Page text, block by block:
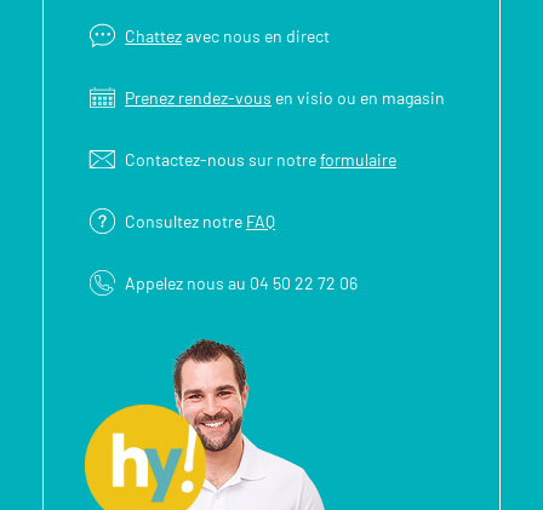
Chattezavec nous en direct
Prenez rendez-vous en visio ou en magasin
Contactez-nous sur notreformulaire
Consultez notre FAQ
Appelez nous au 04 50 22 72 06